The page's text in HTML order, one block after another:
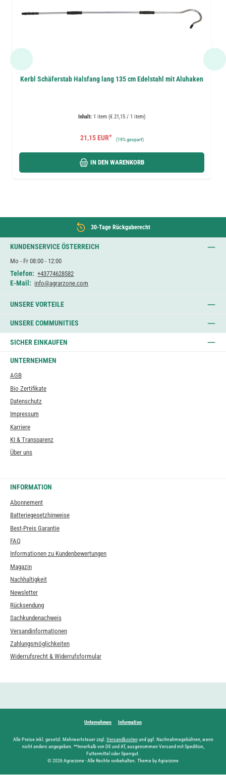
Kerbl Schäferstab Halsfang lang 135 cm Edelstahl mit Aluhaken
Inhalt: 1 item (€ 21,15 / 1 item)
21,15 EUR* (19%gespart)
IN DEN WARENKORB
30-Tage Rückgaberecht
KUNDENSERVICE ÖSTERREICH
Mo - Fr 08:00 - 12:00
Telefon: +43774628582
E-Mail: info@agrarzone.com
UNSERE VORTEILE
UNSERE COMMUNITIES
SICHER EINKAUFEN
UNTERNEHMEN
AGB
Bio Zertifikate
Datenschutz
Impressum
Karriere
KI & Transparenz
Über uns
INFORMATION
Abonnement
Batteriegesetzhinweise
Best-Preis Garantie
FAQ
Informationen zu Kundenbewertungen
Magazin
Nachhaltigkeit
Newsletter
Rücksendung
Sachkundenachweis
Versandinformationen
Zahlungsmöglichkeiten
Widerrufsrecht & Widerrufsformular
Unternehmen Information
Alle Preise inkl. gesetzl. Mehrwertsteuer zzgl. Versandkostenund ggf. Nachnahmegebühren, wenn
nicht anders angegeben. **innerhalb von DE und AT, ausgenommen Versand mit Spedition,
Futtermittel oder Sperrgut.
© 2026 Agrarzone - Alle Rechte vorbehalten. Theme by Agrarzone